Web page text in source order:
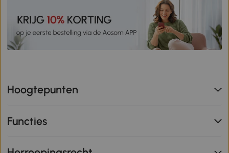
Hoogtepunten
Functies